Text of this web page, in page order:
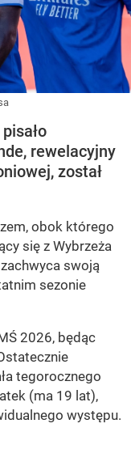
rewelacyjny
został
obok którego
się z Wybrzeża
swoją
sezonie
2026, będąc
tegorocznego
(ma 19 lat),
występu.